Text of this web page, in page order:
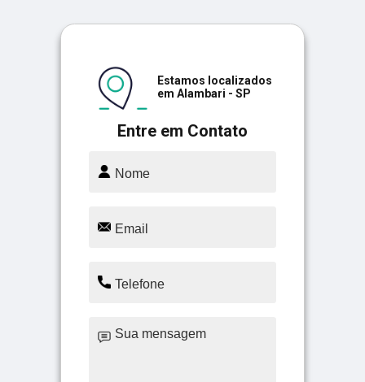
Entre em Contato
Estamos localizados
em Alambari - SP